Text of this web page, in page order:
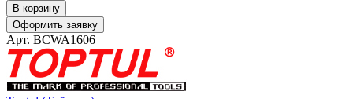
В корзину
Оформить заявку
Арт. BCWA1606